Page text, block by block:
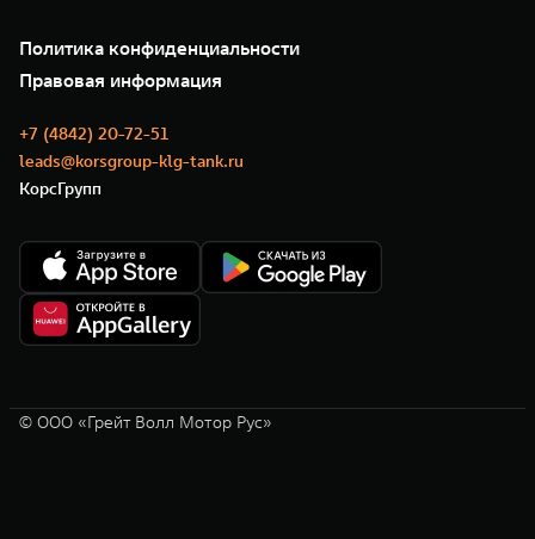
Сервис
Нулевое ТО
Моторные масла
35 лет GWM
GWM ТЕХ ДЕНЬ
Новости
Политика конфиденциальности
Правовая информация
+7 (4842) 20-72-51
leads@korsgroup-klg-tank.ru
КорсГрупп
© ООО «Грейт Волл Мотор Рус»